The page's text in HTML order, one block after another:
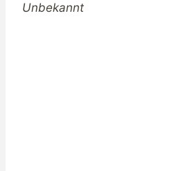
Unbekannt